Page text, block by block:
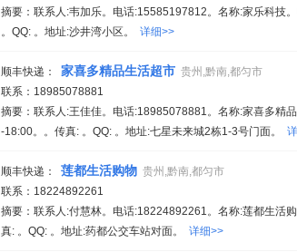
摘要：联系人:韦加乐。电话:15585197812。名称:家乐科技
。QQ: 。地址:沙井湾小区。 详细>>
顺丰快递： 家喜多精品生活超市 贵州,黔南,都匀市
联系：18985078881
摘要：联系人:王佳佳。电话:18985078881。名称:家喜多精
-18:00。。传真: 。QQ: 。地址:七星未来城2栋1-3号门面。
顺丰快递： 莲都生活购物 贵州,黔南,都匀市
联系：18224892261
摘要：联系人:付慧林。电话:18224892261。名称:莲都生活
真: 。QQ: 。地址:药都公交车站对面。 详细>>